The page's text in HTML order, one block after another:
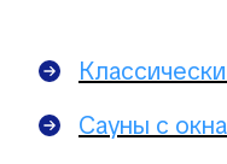
Сауны с